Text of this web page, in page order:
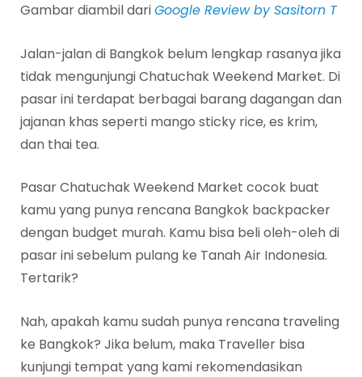
Gambar diambil dariGoogle Review by Sasitorn T
Jalan-jalan di Bangkok belum lengkap rasanya jika
tidak mengunjungi Chatuchak Weekend Market. Di
pasar ini terdapat berbagai barang dagangan dan
jajanan khas seperti mango sticky rice, es krim,
dan thai tea.
Pasar Chatuchak Weekend Market cocok buat
kamu yang punya rencana Bangkok backpacker
dengan budget murah. Kamu bisa beli oleh-oleh di
pasar ini sebelum pulang ke Tanah Air Indonesia.
Tertarik?
Nah, apakah kamu sudah punya rencana traveling
ke Bangkok? Jika belum, maka Traveller bisa
kunjungi tempat yang kami rekomendasikan